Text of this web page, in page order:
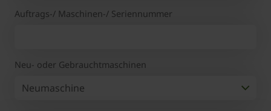
Auftrags-/ Maschinen-/ Seriennummer
Neu- oder Gebrauchtmaschinen